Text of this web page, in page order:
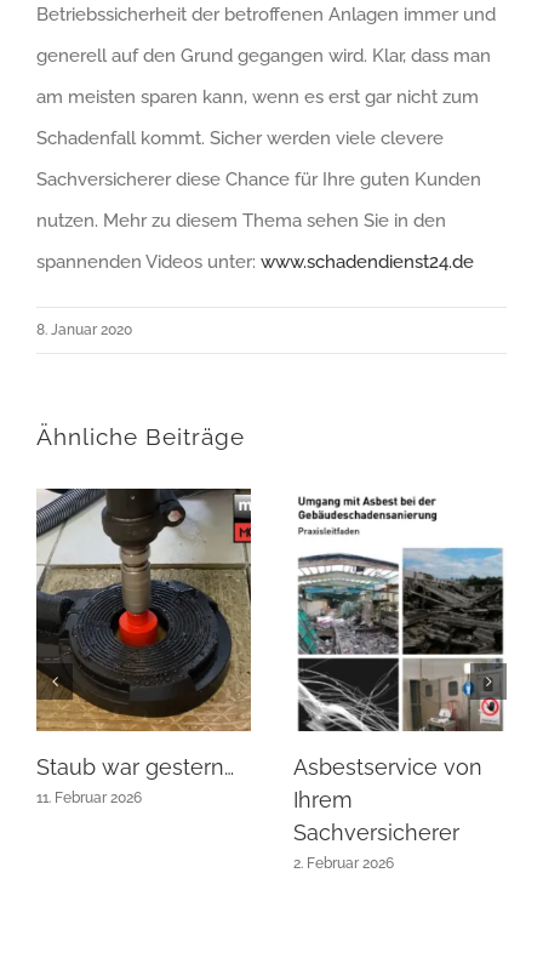
Betriebssicherheit der betroffenen Anlagen immer und
generell auf den Grund gegangen wird. Klar, dass man
am meisten sparen kann, wenn es erst gar nicht zum
Schadenfall kommt. Sicher werden viele clevere
Sachversicherer diese Chance für Ihre guten Kunden
nutzen. Mehr zu diesem Thema sehen Sie in den
spannenden Videos unter: www.schadendienst24.de
8. Januar 2020
Ähnliche Beiträge
Staub war gestern…
11. Februar 2026
Asbestservice von
Ihrem
Sachversicherer
2. Februar 2026